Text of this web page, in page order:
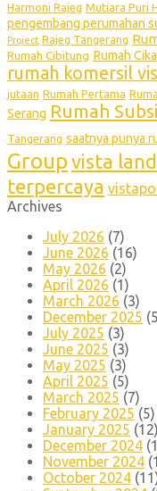
Harmoni Rajeg Mutiara Puri
pengembang perumahan
Project Rajeg Tangerang
Rumah Cibitung Rumah
rumah komersil
jutaan Rumah Pertama
Serang Rumah
Tangerang saatnya punya
Group vista
terpercaya
Archives
July 2026 (7)
June 2026 (16)
May 2026 (2)
April 2026 (1)
March 2026 (3)
December 2025
July 2025 (3)
June 2025 (3)
May 2025 (3)
April 2025 (5)
March 2025 (7)
February 2025 (5)
January 2025 (12)
December 2024
November 2024
October 2024